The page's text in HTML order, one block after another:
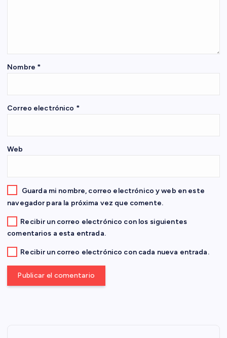
e
t
a
d
a
s
Nombre *
Correo electrónico *
Web
Guarda mi nombre, correo electrónico y web en este
navegador para la próxima vez que comente.
Recibir un correo electrónico con los siguientes
comentarios a esta entrada.
Recibir un correo electrónico con cada nueva entrada.